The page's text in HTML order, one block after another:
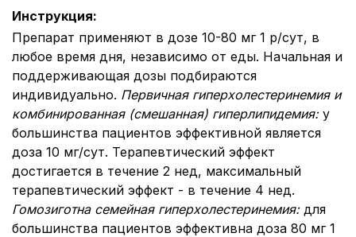
Инструкция:
Препарат применяют в дозе 10-80 мг 1 р/сут, в
любое время дня, независимо от еды. Начальная и
поддерживающая дозы подбираются
индивидуально. Первичная гиперхолестеринемия и
комбинированная (смешанная) гиперлипидемия: у
большинства пациентов эффективной является
доза 10 мг/сут. Терапевтический эффект
достигается в течение 2 нед, максимальный
терапевтический эффект - в течение 4 нед.
Гомозиготна семейная гиперхолестеринемия: для
большинства пациентов эффективна доза 80 мг 1